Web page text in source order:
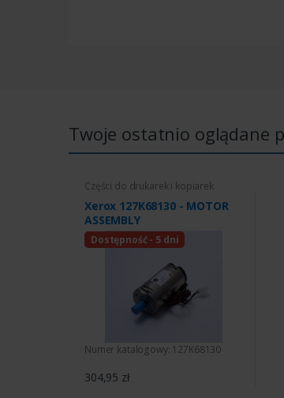
Twoje ostatnio oglądane
Części do drukarek i kopiarek
Xerox 127K68130 - MOTOR
ASSEMBLY
Dostępność - 5 dni
Numer katalogowy: 127K68130
304,95 zł